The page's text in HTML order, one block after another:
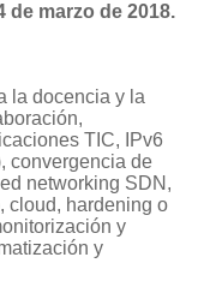
de marzo de 2018.
la docencia y la
TIC, IPv6
convergencia de
networking SDN,
cloud, hardening o
y
y